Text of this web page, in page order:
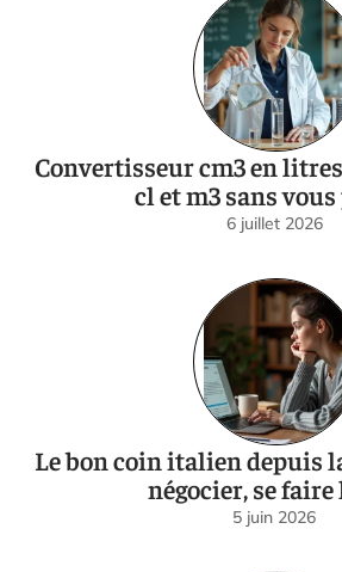
Convertisseur cm3 en
cl et m3 sans
6 juillet 2026
Le bon coin italien depuis
négocier, se
5 juin 2026